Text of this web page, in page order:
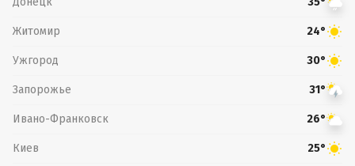
Житомир 24°
Ужгород 30°
Запорожье 31°
Ивано-Франковск 26°
Киев 25°